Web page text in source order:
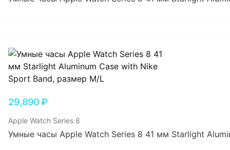
29,890₽
Apple Watch Series 8
Умные часы Apple Watch Series 8 41 мм Starlight